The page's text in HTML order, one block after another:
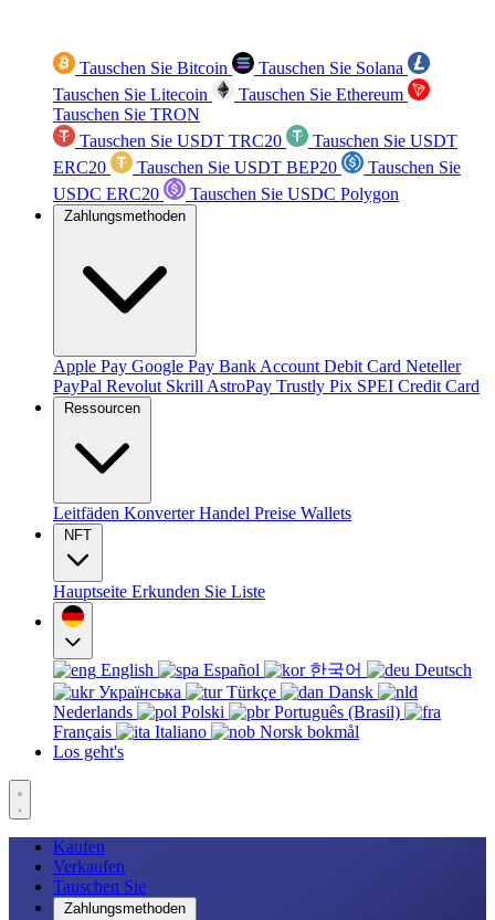
Tauschen Sie Bitcoin
Tauschen Sie Solana
Tauschen Sie Litecoin
Tauschen Sie Ethereum
Tauschen Sie TRON
Tauschen Sie USDT TRC20
Tauschen Sie USDT
ERC20
Tauschen Sie USDT BEP20
Tauschen Sie
USDC ERC20
Tauschen Sie USDC Polygon
Zahlungsmethoden
Apple Pay Google Pay Bank Account Debit Card Neteller
PayPal Revolut Skrill AstroPay Trustly Pix SPEI Credit Card
Ressourcen
Leitfäden KonverterHandel Preise Wallets
NFT
Hauptseite Erkunden Sie Liste
English Español 한국어
Deutsch
Українська
Türkçe
Dansk
Nederlands
Polski
Português (Brasil)
Français
Italiano
Norsk bokmål
Los geht's
Kaufen
Verkaufen
Tauschen Sie
Zahlungsmethoden